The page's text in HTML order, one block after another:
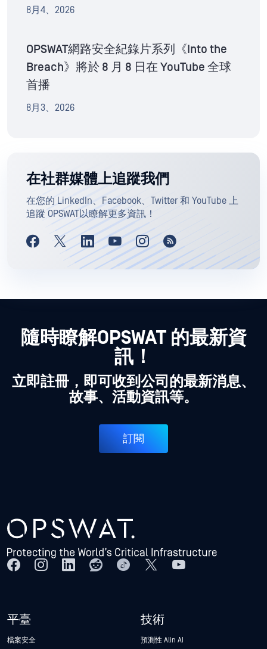
8月4、2026
OPSWAT網路安全紀錄片系列《Into the
Breach》將於 8 月 8 日在 YouTube 全球
首播
8月3、2026
在社群媒體上追蹤我們
在您的 LinkedIn、Facebook、Twitter 和 YouTube 上
追蹤 OPSWAT以瞭解更多資訊！
隨時瞭解OPSWAT 的最新資
訊！
立即註冊，即可收到公司的最新消息、
故事、活動資訊等。
訂閱
平臺
檔案安全
技術
預測性 Alin AI